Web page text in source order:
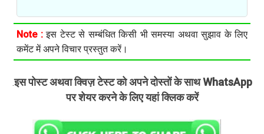
Note :इस टेस्ट से सम्बंधित किसी भी समस्या अथवा सुझाव के लिए
कमेंट में अपने विचार प्रस्तुत करें।
.इस पोस्ट अथवा क्विज़ टेस्ट को अपने दोस्तों के साथ WhatsApp
पर शेयर करने के लिए यहां क्लिक करें